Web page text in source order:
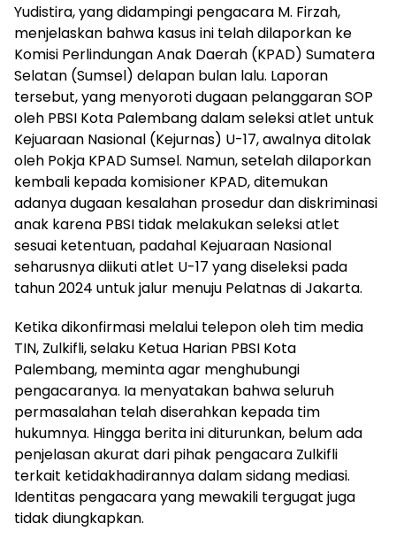
Yudistira, yang didampingi pengacara M. Firzah,
menjelaskan bahwa kasus ini telah dilaporkan ke
Komisi Perlindungan Anak Daerah (KPAD) Sumatera
Selatan (Sumsel) delapan bulan lalu. Laporan
tersebut, yang menyoroti dugaan pelanggaran SOP
oleh PBSI Kota Palembang dalam seleksi atlet untuk
Kejuaraan Nasional (Kejurnas) U-17, awalnya ditolak
oleh Pokja KPAD Sumsel. Namun, setelah dilaporkan
kembali kepada komisioner KPAD, ditemukan
adanya dugaan kesalahan prosedur dan diskriminasi
anak karena PBSI tidak melakukan seleksi atlet
sesuai ketentuan, padahal Kejuaraan Nasional
seharusnya diikuti atlet U-17 yang diseleksi pada
tahun 2024 untuk jalur menuju Pelatnas di Jakarta.
Ketika dikonfirmasi melalui telepon oleh tim media
TIN, Zulkifli, selaku Ketua Harian PBSI Kota
Palembang, meminta agar menghubungi
pengacaranya. Ia menyatakan bahwa seluruh
permasalahan telah diserahkan kepada tim
hukumnya. Hingga berita ini diturunkan, belum ada
penjelasan akurat dari pihak pengacara Zulkifli
terkait ketidakhadirannya dalam sidang mediasi.
Identitas pengacara yang mewakili tergugat juga
tidak diungkapkan.